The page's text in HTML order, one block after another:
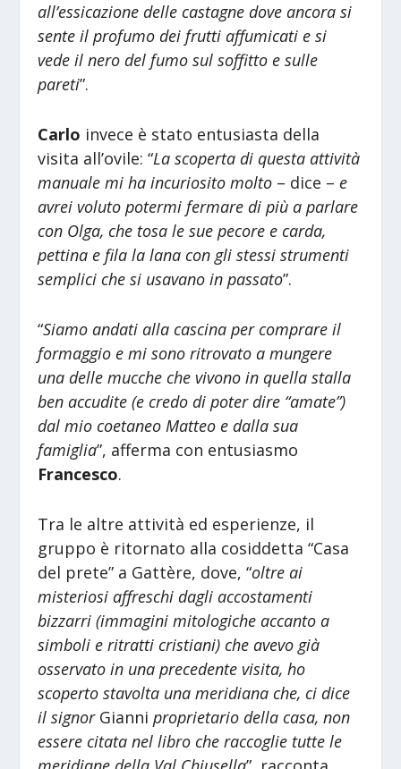
all’essicazione delle castagne dove ancora si
sente il profumo dei frutti affumicati e si
vede il nero del fumo sul soffitto e sulle
pareti”.
Carlo invece è stato entusiasta della
visita all’ovile: “La scoperta di questa attività
manuale mi ha incuriosito molto – dice – e
avrei voluto potermi fermare di più a parlare
con Olga, che tosa le sue pecore e carda,
pettina e fila la lana con gli stessi strumenti
semplici che si usavano in passato”.
“Siamo andati alla cascina per comprare il
formaggio e mi sono ritrovato a mungere
una delle mucche che vivono in quella stalla
ben accudite (e credo di poter dire “amate”)
dal mio coetaneo Matteo e dalla sua
famiglia”, afferma con entusiasmo
Francesco.
Tra le altre attività ed esperienze, il
gruppo è ritornato alla cosiddetta “Casa
del prete” a Gattère, dove, “oltre ai
misteriosi affreschi dagli accostamenti
bizzarri (immagini mitologiche accanto a
simboli e ritratti cristiani) che avevo già
osservato in una precedente visita, ho
scoperto stavolta una meridiana che, ci dice
il signor Gianniproprietario della casa, non
essere citata nel libro che raccoglie tutte le